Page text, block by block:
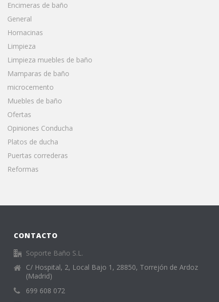
Encimeras de baño
General
Hornacinas
Limpieza
Limpieza muebles de baño
Mamparas de baño
microcemento
Muebles de baño
Ofertas
Opiniones Conducha
Platos de ducha
Puertas correderas
Reformas
CONTACTO
Soporte Baño S.L.
C/ Hospital, 2, Local Bajo 1, 28850, Torrejón de Ardoz
(Madrid)
699 608 072